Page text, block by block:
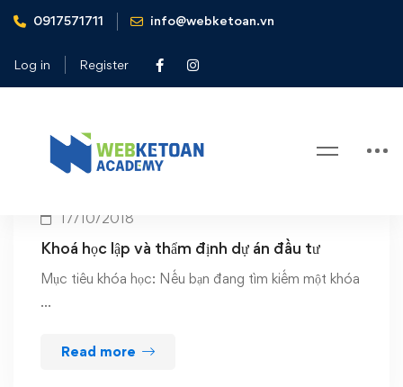
0917571711 info@webketoan.vn
Log in Register
Home Lập và thẩm định dự án đầu tư
Tag: Lập và thẩm định dự án đầu tư
17/10/2018
Khoá học lập và thẩm định dự án đầu tư
Mục tiêu khóa học: Nếu bạn đang tìm kiếm một khóa
…
Read more